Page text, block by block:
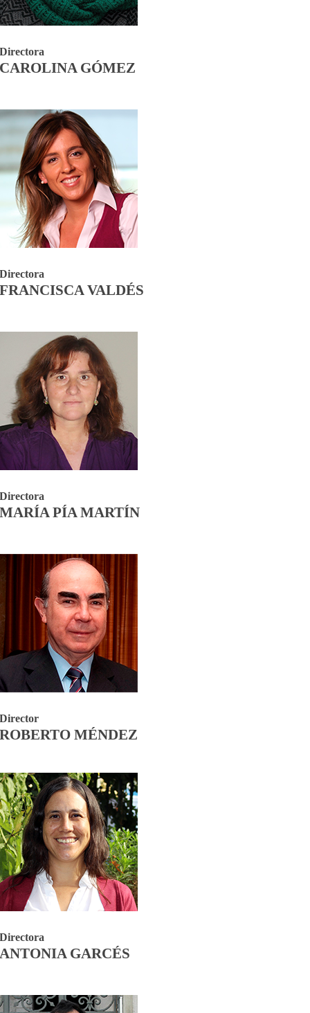
GÓMEZ
VALDÉS
PÍA MARTÍN
MÉNDEZ
GARCÉS